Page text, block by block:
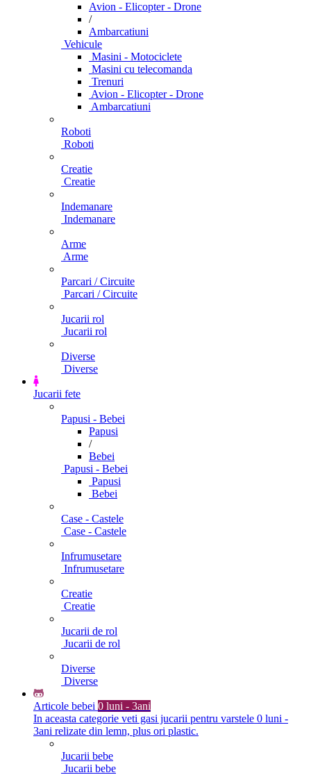
Avion - Elicopter - Drone
/
Ambarcatiuni
Vehicule
Masini - Motociclete
Masini cu telecomanda
Trenuri
Avion - Elicopter - Drone
Ambarcatiuni
Roboti
Roboti
Creatie
Creatie
Indemanare
Indemanare
Arme
Arme
Parcari / Circuite
Parcari / Circuite
Jucarii rol
Jucarii rol
Diverse
Diverse
Jucarii fete
Papusi - Bebei
Papusi
/
Bebei
Papusi - Bebei
Papusi
Bebei
Case - Castele
Case - Castele
Infrumusetare
Infrumusetare
Creatie
Creatie
Jucarii de rol
Jucarii de rol
Diverse
Diverse
Articole bebei 0 luni - 3ani
In aceasta categorie veti gasi jucarii pentru varstele 0 luni -
3ani relizate din lemn, plus ori plastic.
Jucarii bebe
Jucarii bebe